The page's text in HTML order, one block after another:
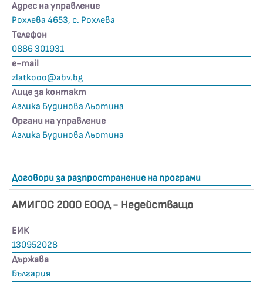
Адрес на управление
Рохлева 4653, с. Рохлева
Телефон
0886 301931
е-mail
zlatkooo@abv.bg
Лице за контакт
Аглика Будинова Льотина
Органи на управление
Аглика Будинова Льотина
Договори за разпространение на програми
АМИГОС 2000 ЕООД - Недействащo
ЕИК
130952028
Държава
България